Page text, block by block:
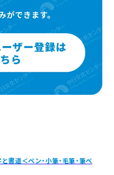
書道＜ペン・小筆・毛筆・筆ペ